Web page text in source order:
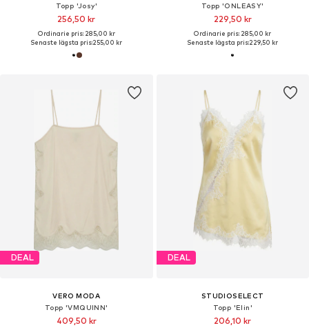
Topp 'Josy'
256,50 kr
Ordinarie pris: 285,00 kr
Senaste lägsta pris:255,00 kr
Topp 'ONLEASY'
229,50 kr
Ordinarie pris: 285,00 kr
Senaste lägsta pris:229,50 kr
DEAL
VERO MODA
Topp 'VMQUINN'
409,50 kr
DEAL
STUDIOSELECT
Topp 'Elin'
206,10 kr